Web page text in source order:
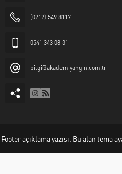
(0212) 549 8117
0541 343 08 31
bilgi@akademiyangin.com.tr
Footer açıklama yazısı. Bu alan